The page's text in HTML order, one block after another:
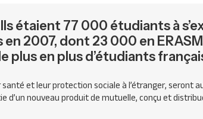
étaient 77 000 étudiants à
2007, dont 23 000 en
plus en plus d’étudiants
et leur protection sociale à l’étranger, seront
d’un nouveau produit de mutuelle, conçu et